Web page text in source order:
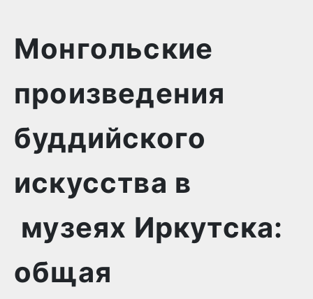
Монгольские
произведения
буддийского
искусства в
музеях Иркутска:
общая